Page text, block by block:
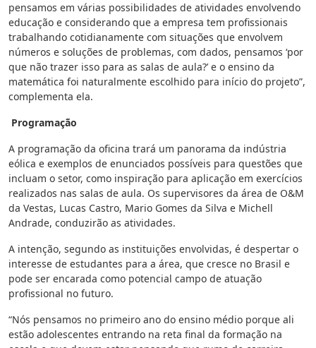
pensamos em várias possibilidades de atividades envolvendo
educação e considerando que a empresa tem profissionais
trabalhando cotidianamente com situações que envolvem
números e soluções de problemas, com dados, pensamos ‘por
que não trazer isso para as salas de aula?’ e o ensino da
matemática foi naturalmente escolhido para início do projeto”,
complementa ela.
Programação
A programação da oficina trará um panorama da indústria
eólica e exemplos de enunciados possíveis para questões que
incluam o setor, como inspiração para aplicação em exercícios
realizados nas salas de aula. Os supervisores da área de O&M
da Vestas, Lucas Castro, Mario Gomes da Silva e Michell
Andrade, conduzirão as atividades.
A intenção, segundo as instituições envolvidas, é despertar o
interesse de estudantes para a área, que cresce no Brasil e
pode ser encarada como potencial campo de atuação
profissional no futuro.
“Nós pensamos no primeiro ano do ensino médio porque ali
estão adolescentes entrando na reta final da formação na